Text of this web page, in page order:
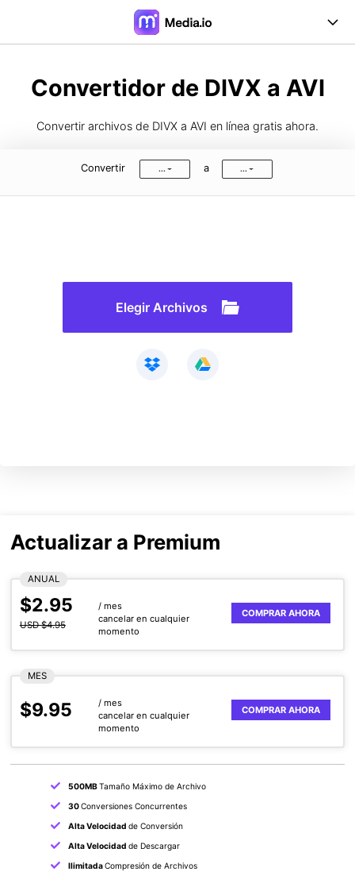
Desktop Herramientas
Formatos de Conversión
Convertidor de DIVX a AVI
Convertir archivos de DIVX a AVI en línea gratis ahora.
Convertir ... a ...
Elegir Archivos
Actualizar a Premium
ANUAL
$2.95
USD $4.95
/ mes
cancelar en cualquier
momento
COMPRAR AHORA
MES
$9.95
/ mes
cancelar en cualquier
momento
COMPRAR AHORA
500MBTamaño Máximo de Archivo
30Conversiones Concurrentes
Alta Velocidad de Conversión
Alta Velocidad de Descargar
IlimitadaCompresión de Archivos